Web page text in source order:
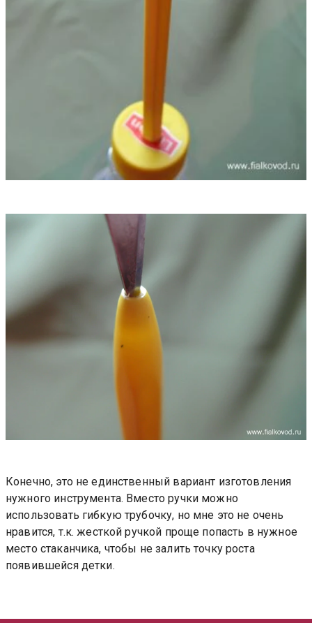
Конечно, это не единственный вариант изготовления
нужного инструмента. Вместо ручки можно
использовать гибкую трубочку, но мне это не очень
нравится, т.к. жесткой ручкой проще попасть в нужное
место стаканчика, чтобы не залить точку роста
появившейся детки.